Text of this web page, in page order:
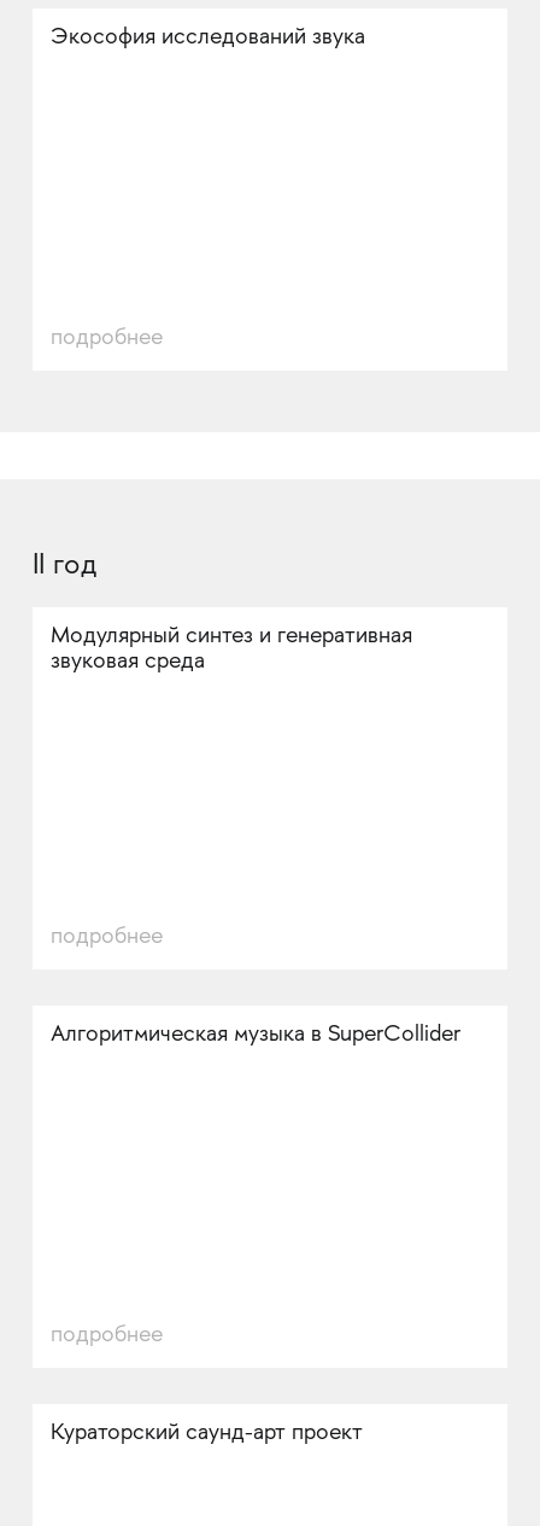
Экософия исследований звука
подробнее
II год
Модулярный синтез и генеративная
звуковая среда
подробнее
Алгоритмическая музыка в SuperCollider
подробнее
Кураторский саунд-арт проект